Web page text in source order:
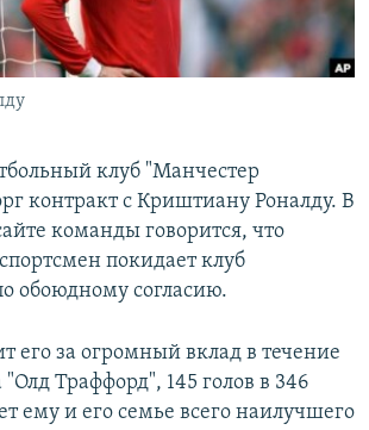
СУДЯТ?
RL
клуб "Манчестер
контракт с Криштиану Роналду. В
команды говорится, что
покидает клуб
обоюдному согласию.
его за огромный вклад в течение
"Олд Траффорд", 145 голов в 346
ему и его семье всего наилучшего